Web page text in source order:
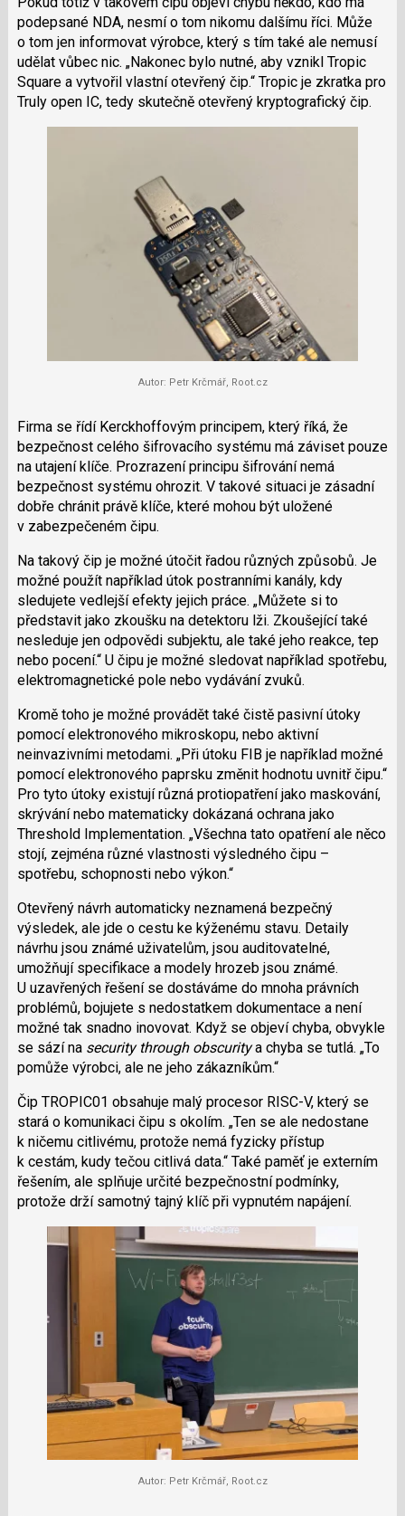
podepsané NDA, nesmí o tom nikomu dalšímu říci. Může
o tom jen informovat výrobce, který s tím také ale nemusí
udělat vůbec nic. Nakonec bylo nutné, aby vznikl Tropic
Square a vytvořil vlastní otevřený čip. Tropic je zkratka pro
Truly open IC, tedy skutečně otevřený kryptografický čip.
Autor: Petr Krčmář, Root.cz
Firma se řídí Kerckhoffovým principem, který říká, že
bezpečnost celého šifrovacího systému má záviset pouze
na utajení klíče. Prozrazení principu šifrování nemá
bezpečnost systému ohrozit. V takové situaci je zásadní
dobře chránit právě klíče, které mohou být uložené
v zabezpečeném čipu.
Na takový čip je možné útočit řadou různých způsobů. Je
možné použít například útok postranními kanály, kdy
sledujete vedlejší efekty jejich práce. Můžete si to
představit jako zkoušku na detektoru lži. Zkoušející také
nesleduje jen odpovědi subjektu, ale také jeho reakce, tep
nebo pocení. U čipu je možné sledovat například spotřebu,
elektromagnetické pole nebo vydávání zvuků.
Kromě toho je možné provádět také čistě pasivní útoky
pomocí elektronového mikroskopu, nebo aktivní
neinvazivními metodami. Při útoku FIB je například možné
pomocí elektronového paprsku změnit hodnotu uvnitř čipu.
Pro tyto útoky existují různá protiopatření jako maskování,
skrývání nebo matematicky dokázaná ochrana jako
Threshold Implementation. Všechna tato opatření ale něco
stojí, zejména různé vlastnosti výsledného čipu –
spotřebu, schopnosti nebo výkon.
Otevřený návrh automaticky neznamená bezpečný
výsledek, ale jde o cestu ke kýženému stavu. Detaily
návrhu jsou známé uživatelům, jsou auditovatelné,
umožňují specifikace a modely hrozeb jsou známé.
U uzavřených řešení se dostáváme do mnoha právních
problémů, bojujete s nedostatkem dokumentace a není
možné tak snadno inovovat. Když se objeví chyba, obvykle
se sází na security through obscuritya chyba se tutlá. To
pomůže výrobci, ale ne jeho zákazníkům.
Čip TROPIC01 obsahuje malý procesor RISC-V, který se
stará o komunikaci čipu s okolím. Ten se ale nedostane
k ničemu citlivému, protože nemá fyzicky přístup
k cestám, kudy tečou citlivá data. Také paměť je externím
řešením, ale splňuje určité bezpečnostní podmínky,
protože drží samotný tajný klíč při vypnutém napájení.
Autor: Petr Krčmář, Root.cz